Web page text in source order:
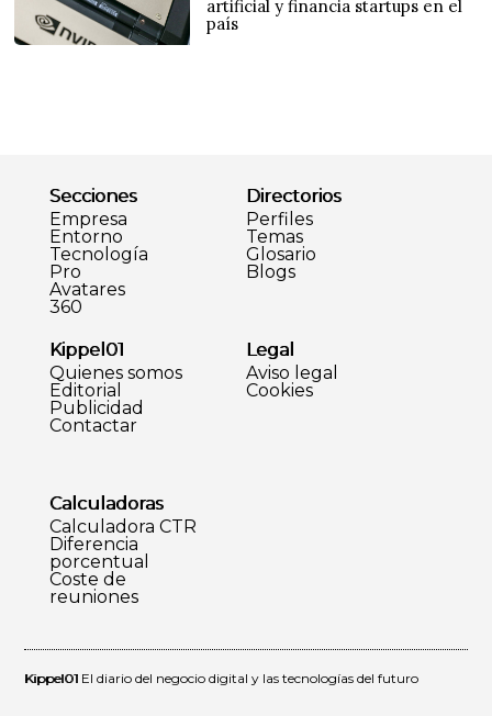
artificial y financia startups en el
país
Secciones
Empresa
Entorno
Tecnología
Pro
Avatares
360
Directorios
Perfiles
Temas
Glosario
Blogs
Kippel01
Quienes somos
Editorial
Publicidad
Contactar
Legal
Aviso legal
Cookies
Calculadoras
Calculadora CTR
Diferencia
porcentual
Coste de
reuniones
Kippel01 El diario del negocio digital y las tecnologías del futuro